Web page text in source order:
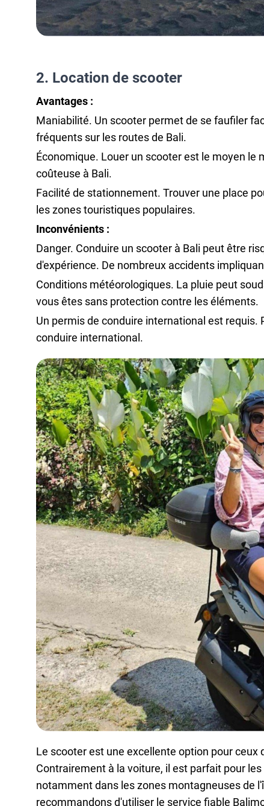
2. Location de scooter
Avantages :
Maniabilité. Un scooter permet de se faufiler
fréquents sur les routes de Bali.
Économique. Louer un scooter est le moyen le
coûteuse à Bali.
Facilité de stationnement. Trouver une place
les zones touristiques populaires.
Inconvénients :
Danger. Conduire un scooter à Bali peut être
d'expérience. De nombreux accidents
Conditions météorologiques. La pluie peut
vous êtes sans protection contre les éléments.
Un permis de conduire international est requis.
conduire international.
Le scooter est une excellente option pour
Contrairement à la voiture, il est parfait pour
notamment dans les zones montagneuses de
recommandonsd'utiliser le service fiable